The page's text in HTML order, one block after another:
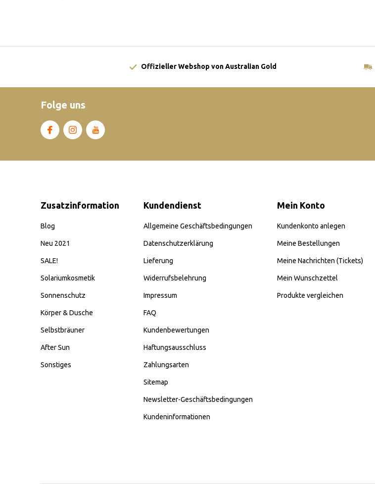
Offizieller Webshop von Australian Gold
Folge uns
Zusatzinformation
Blog
Neu 2021
SALE!
Solariumkosmetik
Sonnenschutz
Körper & Dusche
Selbstbräuner
After Sun
Sonstiges
Kundendienst
Allgemeine Geschäftsbedingungen
Datenschutzerklärung
Lieferung
Widerrufsbelehrung
Impressum
FAQ
Kundenbewertungen
Haftungsausschluss
Zahlungsarten
Sitemap
Newsletter-Geschäftsbedingungen
Kundeninformationen
Mein Konto
Kundenkonto anlegen
Meine Bestellungen
Meine Nachrichten (Tickets)
Mein Wunschzettel
Produkte vergleichen